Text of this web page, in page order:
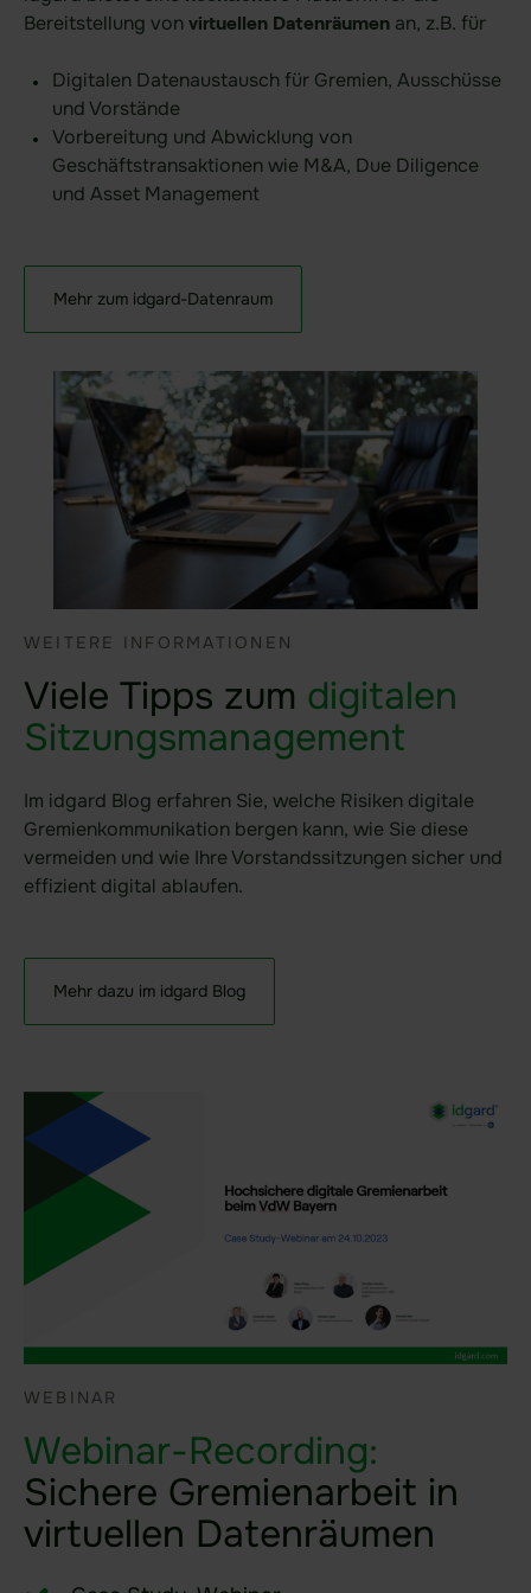
Weitere Integrationen
Preise
Sicherheit
Patentierte Sealed-Cloud-
Hochsichere Rechenzentren
Über uns
Über uns
Partner
Trust Center
Compliance
Meldeverfahren - Digital Service Act
Blog
Newsletter
Presse
Glossar
Downloads
Erfolgsgeschichten
Branchen-Anwendungen
Nutzer-Ressourcen
Bereitstellung von virtuellen Datenräumen an, z.B. für ​
Digitalen Datenaustausch für Gremien, Ausschüsse
und Vorstände​
Vorbereitung und Abwicklung von
Geschäftstransaktionen wie M&A, Due Diligence
und Asset Management​
Mehr zum idgard-Datenraum​
WEITERE INFORMATIONEN
Viele Tipps zum digitalen
Sitzungsmanagement
Im idgard Blog erfahren Sie, welche Risiken digitale
Gremienkommunikation bergen kann, wie Sie diese
vermeiden und wie Ihre Vorstandssitzungen sicher und
effizient digital ablaufen.
Mehr dazu im idgard Blog
WEBINAR
Webinar-Recording:
Sichere Gremienarbeit in
virtuellen Datenräumen​